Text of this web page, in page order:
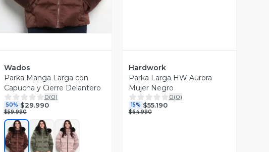
Wados
Parka Manga Larga con
Capucha y Cierre Delantero
0(0)
50% $29.990
$59.990
Hardwork
Parka Larga HW Aurora
Mujer Negro
0(0)
15% $55.190
$64.990